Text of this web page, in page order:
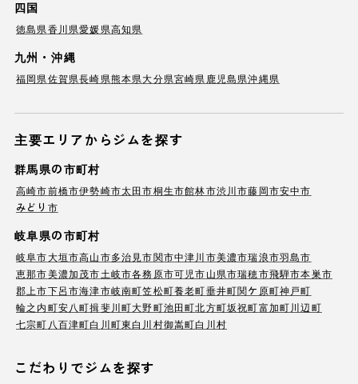
四国
徳島県香川県愛媛県高知県
九州・沖縄
福岡県佐賀県長崎県熊本県大分県宮崎県 鹿児島県沖縄県
主要エリアからジムを探す
群馬県の市町村
高崎市前橋市伊勢崎市太田市桐生市館林市渋川市藤岡市安中市
みどり市
岐阜県の市町村
岐阜市大垣市高山市多治見市関市中津川市美濃市瑞浪市羽島市
恵那市美濃加茂市土岐市各務原市可児市山県市瑞穂市飛騨市本巣市
郡上市下呂市海津市岐南町笠松町養老町垂井町関ケ原町神戸町
輪之内町安八町揖斐川町大野町池田町北方町坂祝町富加町川辺町
七宗町 八百津町白川町東白川村御嵩町白川村
こだわりでジムを探す